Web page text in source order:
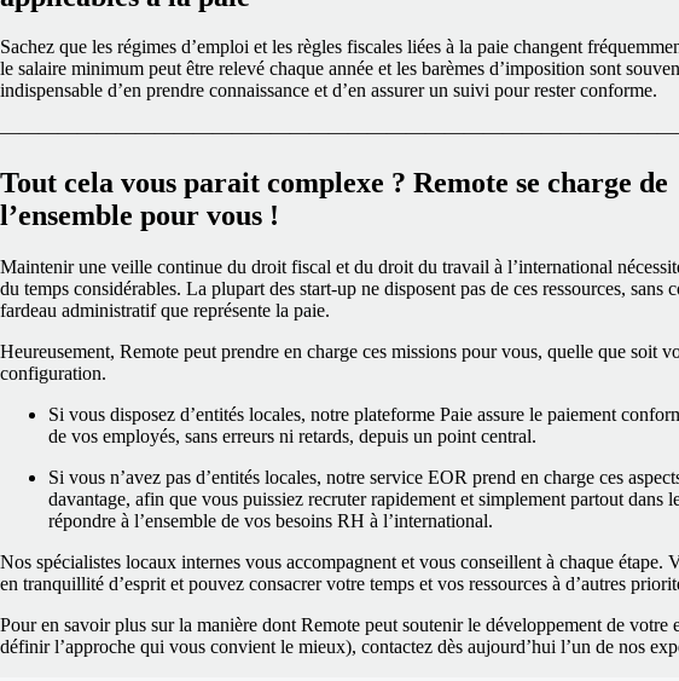
Sachez que les régimes d’emploi et les règles fiscales liées à la paie changent
le salaire minimum peut être relevé chaque année et les barèmes d’imposition sont
indispensable d’en prendre connaissance et d’en assurer un suivi pour rester conforme.
Tout cela vous parait complexe ? Remote se charge de
l’ensemble pour vous !
Maintenir une veille continue du droit fiscal et du droit du travail à l’international
du temps considérables. La plupart des start-up ne disposent pas de ces ressources, sans
fardeau administratif que représente la paie.
Heureusement, Remote peut prendre en charge ces missions pour vous, quelle que soit
configuration.
Si vous disposez d’entités locales, notre plateforme Paie assure le paiement
de vos employés, sans erreurs ni retards, depuis un point central.
Si vous n’avez pas d’entités locales, notre service EOR prend en charge ces
davantage, afin que vous puissiez recruter rapidement et simplement partout dans
répondre à l’ensemble de vos besoins RH à l’international.
Nos spécialistes locaux internes vous accompagnent et vous conseillent à chaque étape.
en tranquillité d’esprit et pouvez consacrer votre temps et vos ressources à d’autres
Pour en savoir plus sur la manière dont Remote peut soutenir le développement de votre
définir l’approche qui vous convient le mieux), contactez dès aujourd’hui l’un de nos